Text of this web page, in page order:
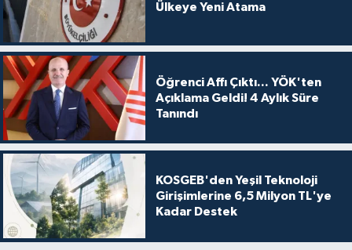
Ülkeye Yeni Atama
Öğrenci Affı Çıktı... YÖK'ten
Açıklama Geldi! 4 Aylık Süre
Tanındı
KOSGEB'den Yeşil Teknoloji
Girişimlerine 6,5 Milyon TL'ye
Kadar Destek